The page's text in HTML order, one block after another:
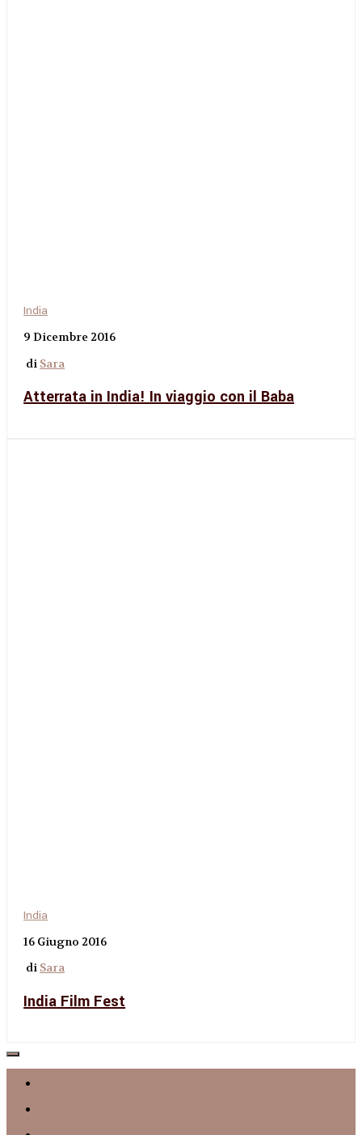
India
9 Dicembre 2016
di Sara
Atterrata in India! In viaggio con il Baba
India
16 Giugno 2016
di Sara
India Film Fest